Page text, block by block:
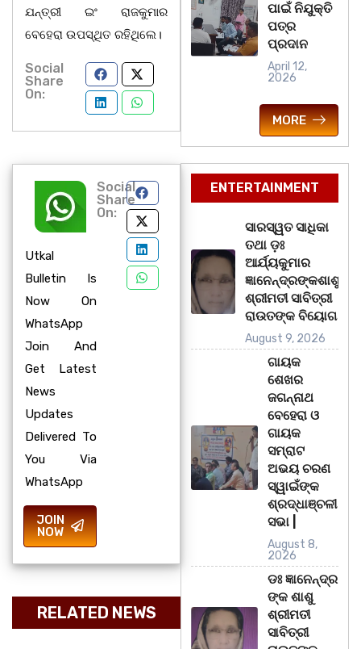
ଯନ୍ତ୍ରୀ ଇଂ ରାଜକୁମାର
ବେହେରା ଉପସ୍ଥିତ ରହିଥିଲେ।
Social
Share
On:
Utkal
Bulletin Is
Now On
WhatsApp
Join And
Get Latest
News
Updates
Delivered To
You Via
WhatsApp
JOIN
NOW
Social
Share
On:
RELATED NEWS
ପାଇଁ ନିଯୁକ୍ତି
ପତ୍ର
ପ୍ରଦାନ
April 12,
2026
MORE
ENTERTAINMENT
ସାରସ୍ୱତ ସାଧିକା
ତଥା ଡ଼ଃ
ଆର୍ଯ୍ୟକୁମାର
ଜ୍ଞାନେନ୍ଦ୍ରଙ୍କଶାଶୁ
ଶ୍ରୀମତୀ ସାବିତ୍ରୀ
ରାଉତଙ୍କ ବିୟୋଗ
August 9, 2026
ଗାୟକ
ଶେଖର
ଜଗନ୍ନାଥ
ବେହେରା ଓ
ଗାୟକ
ସମ୍ରାଟ
ଅଭୟ ଚରଣ
ସ୍ୱାଇଁଙ୍କ
ଶ୍ରଦ୍ଧାଞ୍ଚଳୀ
ସଭା |
August 8,
2026
ଡଃ ଜ୍ଞାନେନ୍ଦ୍ର
ଙ୍କ ଶାଶୁ
ଶ୍ରୀମତୀ
ସାବିତ୍ରୀ